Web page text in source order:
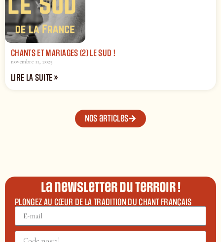
CHANTS ET MARIAGES (2) LE SUD !
novembre 11, 2025
LIRE LA SUITE »
Nos articles
La newsletter du terroir !
PLONGEZ AU CŒUR DE LA TRADITION DU CHANT FRANÇAIS